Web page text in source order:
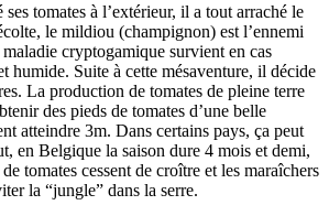
tomates à l’extérieur, il a tout arraché le
le mildiou (champignon) est l’ennemi
maladie cryptogamique survient en cas
humide. Suite à cette mésaventure, il décide
La production de tomates de pleine terre
des pieds de tomates d’une belle
atteindre 3m. Dans certains pays, ça peut
en Belgique la saison dure 4 mois et demi,
tomates cessent de croître et les maraîchers
la “jungle” dans la serre.